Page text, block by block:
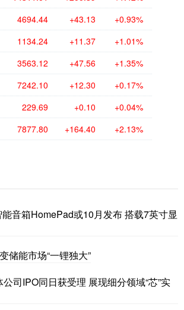
4694.44 +43.13 +0.93%
1134.24 +11.37 +1.01%
3563.12 +47.56 +1.35%
7242.10 +12.30 +0.17%
229.69 +0.10 +0.04%
7877.80 +164.40 +2.13%
音箱HomePad或10月发布 搭载7英寸显
储能市场“一锂独大”
司IPO同日获受理 展现细分领域“芯”实